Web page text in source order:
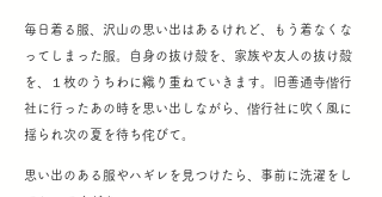
毎日着る服、沢山の思い出はあるけれど、もう着なくな
ってしまった服。自身の抜け殻を、家族や友人の抜け殻
を、１枚のうちわに織り重ねていきます。旧善通寺偕行
社に行ったあの時を思い出しながら、偕行社に吹く風に
揺られ次の夏を待ち侘びて。
思い出のある服やハギレを見つけたら、事前に洗濯をし